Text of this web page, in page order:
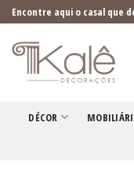
Skip
to
content
Encontre aqui o casal que
DÉCOR